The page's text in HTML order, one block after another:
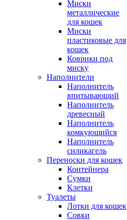
Миски
металлические
для кошек
Миски
пластиковые для
кошек
Коврики под
миску
Наполнители
Наполнитель
впитывающий
Наполнитель
древесный
Наполнитель
комкующийся
Наполнитель
силикагель
Переноски для кошек
Контейнера
Сумки
Клетки
Туалеты
Лотки для кошек
Совки